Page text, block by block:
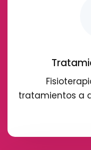
tratamientos a